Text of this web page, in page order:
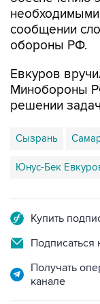
необходимыми
сообщении
обороны РФ.
Евкуров
Минобороны
решении
Сызрань
Юнус-Бек
Купить
Подписаться
Получать
канале